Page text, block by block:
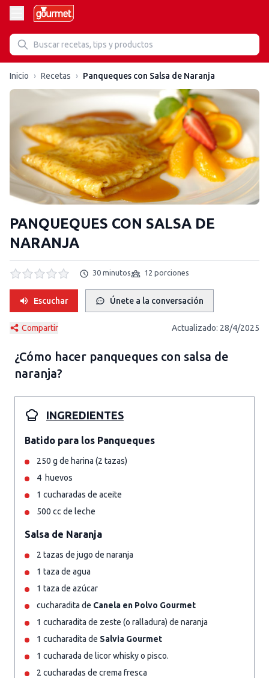
Inicio › Recetas › Panqueques con Salsa de Naranja
PANQUEQUES CON SALSA DE
NARANJA
30 minutos 12 porciones
Escuchar Únete a la conversación
Compartir Actualizado: 28/4/2025
¿Cómo hacer panqueques con salsa de
naranja?
INGREDIENTES
Batido para los Panqueques
250 g de harina (2 tazas)
4 huevos
1 cucharadas de aceite
500 cc de leche
Salsa de Naranja
2 tazas de jugo de naranja
1 taza de agua
1 taza de azúcar
cucharadita de Canela en Polvo Gourmet
1 cucharadita de zeste (o ralladura) de naranja
1 cucharadita de Salvia Gourmet
1 cucharada de licor whisky o pisco.
2 cucharadas de crema fresca